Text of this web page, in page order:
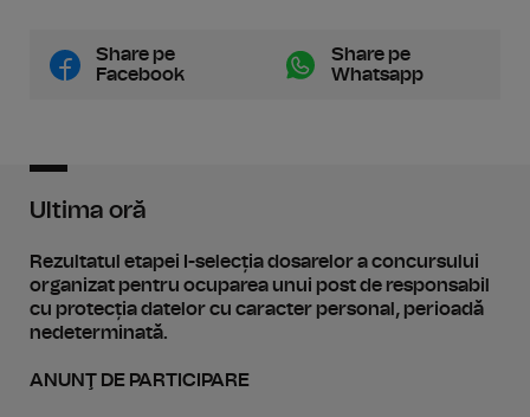
Share pe
Facebook
Share pe
Whatsapp
Ultima oră
Rezultatul etapei I-selecția dosarelor a concursului
organizat pentru ocuparea unui post de responsabil
cu protecția datelor cu caracter personal, perioadă
nedeterminată.
ANUNŢ DE PARTICIPARE